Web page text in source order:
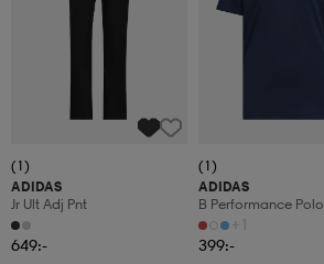
(1)
ADIDAS
Jr Ult Adj Pnt
649:-
(1)
ADIDAS
B Performance Polo
+1
399:-